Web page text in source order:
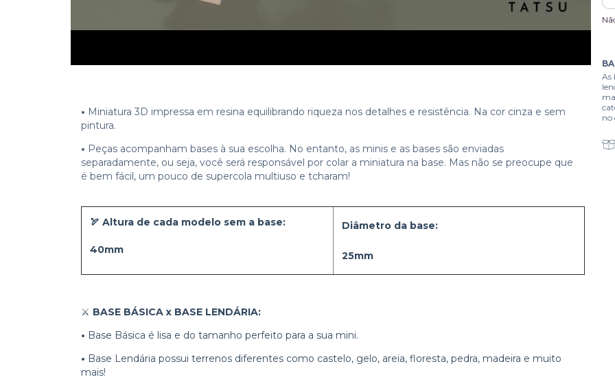
• Miniatura 3D impressa em resina equilibrando riqueza nos detalhes e resistência. Na cor cinza e sem
pintura.
• Peças acompanham bases à sua escolha. No entanto, as minis e as bases são enviadas
separadamente, ou seja, você será responsável por colar a miniatura na base. Mas não se preocupe que
é bem fácil, um pouco de supercola multiuso e tcharam!
🏹 Altura de cada modelo sem a base:
40mm
Diâmetro da base:
25mm
⚔️ BASE BÁSICA x BASE LENDÁRIA:
• Base Básica é lisa e do tamanho perfeito para a sua mini.
• Base Lendária possui terrenos diferentes como castelo, gelo, areia, floresta, pedra, madeira e muito
mais!
As
no